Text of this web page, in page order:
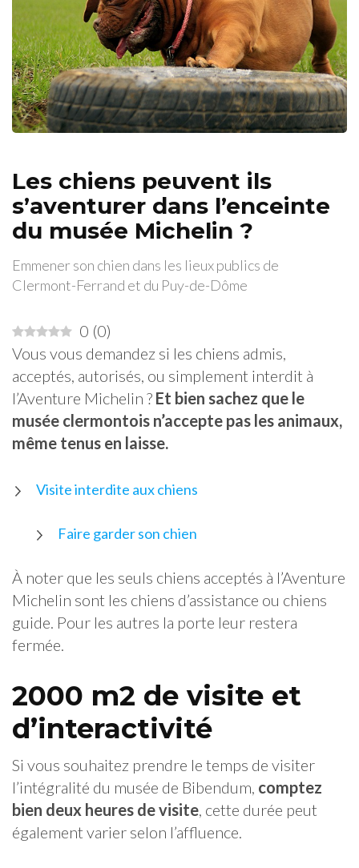
Les chiens peuvent ils
s’aventurer dans l’enceinte
du musée Michelin ?
Emmener son chien dans les lieux publics de
Clermont-Ferrand et du Puy-de-Dôme
0 (0)
Vous vous demandez si les chiens admis,
acceptés, autorisés, ou simplement interdit à
l’Aventure Michelin ? Et bien sachez que le
musée clermontois n’accepte pas les animaux,
même tenus en laisse.
Visite interdite aux chiens
Faire garder son chien
À noter que les seuls chiens acceptés à l’Aventure
Michelin sont les chiens d’assistance ou chiens
guide. Pour les autres la porte leur restera
fermée.
2000 m2 de visite et
d’interactivité
Si vous souhaitez prendre le temps de visiter
l’intégralité du musée de Bibendum, comptez
bien deux heures de visite, cette durée peut
également varier selon l’affluence.